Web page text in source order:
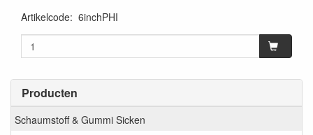
Producten
Schaumstoff & Gummi Sicken
Artikelcode: 6inchPHI